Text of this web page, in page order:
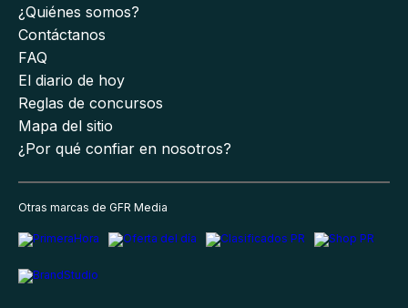
¿Quiénes somos?
Contáctanos
FAQ
El diario de hoy
Reglas de concursos
Mapa del sitio
¿Por qué confiar en nosotros?
Otras marcas de GFR Media